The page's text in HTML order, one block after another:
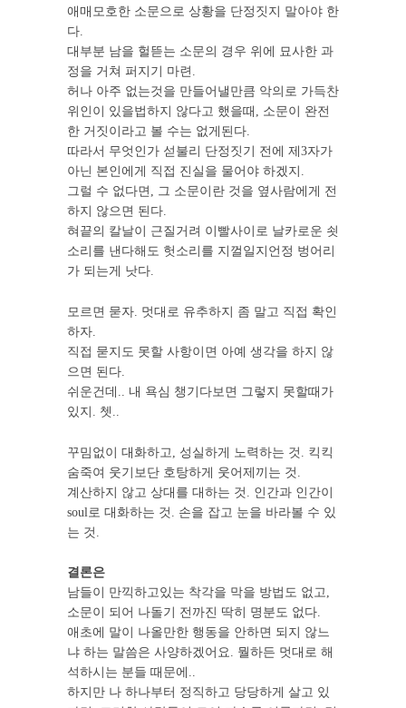
애매모호한 소문으로 상황을 단정짓지 말아야 한
다.
대부분 남을 헐뜯는 소문의 경우 위에 묘사한 과
정을 거쳐 퍼지기 마련.
허나 아주 없는것을 만들어낼만큼 악의로 가득찬
위인이 있을법하지 않다고 했을때, 소문이 완전
한 거짓이라고 볼 수는 없게된다.
따라서 무엇인가 섣불리 단정짓기 전에 제3자가
아닌 본인에게 직접 진실을 물어야 하겠지.
그럴 수 없다면, 그 소문이란 것을 옆사람에게 전
하지 않으면 된다.
혀끝의 칼날이 근질거려 이빨사이로 날카로운 쇳
소리를 낸다해도 헛소리를 지껄일지언정 벙어리
가 되는게 낫다.
모르면 묻자. 멋대로 유추하지 좀 말고 직접 확인
하자.
직접 묻지도 못할 사항이면 아예 생각을 하지 않
으면 된다.
쉬운건데.. 내 욕심 챙기다보면 그렇지 못할때가
있지. 쳇..
꾸밈없이 대화하고, 성실하게 노력하는 것. 킥킥
숨죽여 웃기보단 호탕하게 웃어제끼는 것.
계산하지 않고 상대를 대하는 것. 인간과 인간이
soul로 대화하는 것. 손을 잡고 눈을 바라볼 수 있
는 것.
결론은
남들이 만끽하고있는 착각을 막을 방법도 없고,
소문이 되어 나돌기 전까진 딱히 명분도 없다.
애초에 말이 나올만한 행동을 안하면 되지 않느
냐 하는 말씀은 사양하겠어요. 뭘하든 멋대로 해
석하시는 분들 때문에..
하지만 나 하나부터 정직하고 당당하게 살고 있